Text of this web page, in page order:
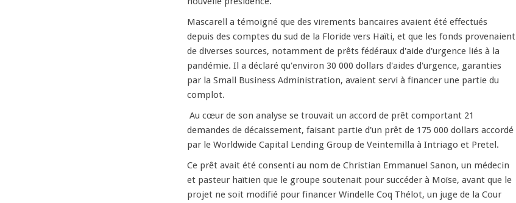
Mascarell a témoigné que des virements bancaires avaient été effectués
depuis des comptes du sud de la Floride vers Haïti, et que les fonds provenaient
de diverses sources, notamment de prêts fédéraux d'aide d'urgence liés à la
pandémie. Il a déclaré qu'environ 30 000 dollars d'aides d'urgence, garanties
par la Small Business Administration, avaient servi à financer une partie du
complot.
Au cœur de son analyse se trouvait un accord de prêt comportant 21
demandes de décaissement, faisant partie d'un prêt de 175 000 dollars accordé
par le Worldwide Capital Lending Group de Veintemilla à Intriago et Pretel.
Ce prêt avait été consenti au nom de Christian Emmanuel Sanon, un médecin
et pasteur haïtien que le groupe soutenait pour succéder à Moïse, avant que le
projet ne soit modifié pour financer Windelle Coq Thélot, un juge de la Cour